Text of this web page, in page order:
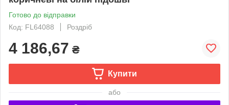
Готово до відправки
Код: FL64088
Роздріб
4 186,67 ₴
Купити
або